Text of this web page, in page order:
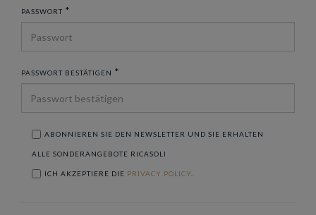
PASSWORT *
PASSWORT BESTÄTIGEN *
ABONNIEREN SIE DEN NEWSLETTER UND SIE ERHALTEN
ALLE SONDERANGEBOTE RICASOLI
ICH AKZEPTIERE DIE PRIVACY POLICY.